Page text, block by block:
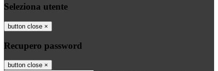
Seleziona utente
button close ×
Recupero password
button close ×